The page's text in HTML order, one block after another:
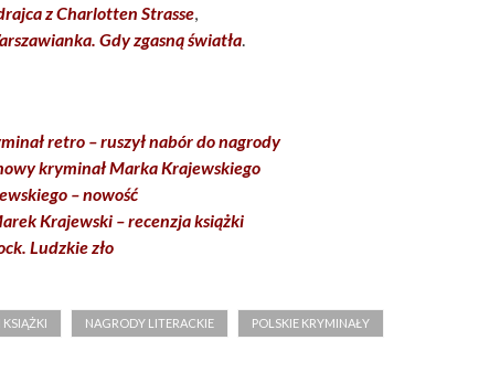
z Charlotten Strasse,
Gdy zgasną światła.
retro – ruszył nabór do nagrody
kryminał Marka Krajewskiego
– nowość
Krajewski – recenzja książki
Ludzkie zło
KSIĄŻKI NAGRODY LITERACKIE POLSKIE KRYMINAŁY